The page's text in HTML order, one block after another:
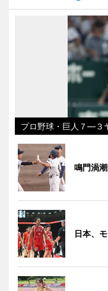
プロ野球・巨人７―３
鳴門渦
日本、